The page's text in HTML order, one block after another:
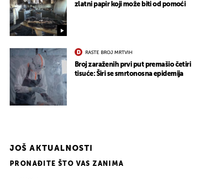
zlatni papir koji može biti od pomoći
RASTE BROJ MRTVIH
Broj zaraženih prvi put premašio četiri
tisuće: Širi se smrtonosna epidemija
JOŠ AKTUALNOSTI
PRONAĐITE ŠTO VAS ZANIMA